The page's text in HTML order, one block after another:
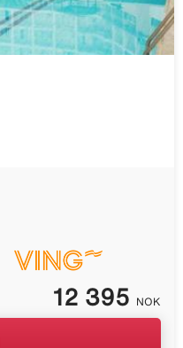
12 395 NOK